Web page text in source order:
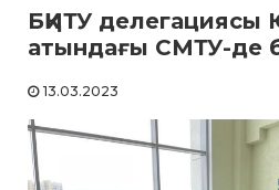
БҚИТУ делегациясы
атындағы СМТУ-де
13.03.2023